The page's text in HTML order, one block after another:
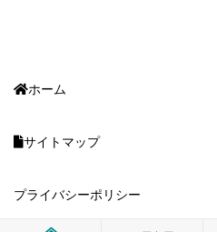
ホーム
サイトマップ
プライバシーポリシー